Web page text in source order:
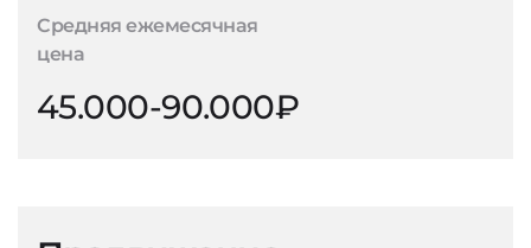
Средняя ежемесячная
цена
45.000-90.000₽